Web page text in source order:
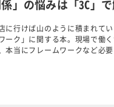
」の悩みは「3C」
に行けば山のように積まれて
ーク」に関する本。現場で働
本当にフレームワークなど必